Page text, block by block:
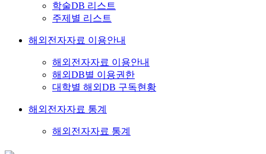
학술DB 리스트
주제별 리스트
해외전자자료 이용안내
해외전자자료 이용안내
해외DB별 이용권한
대학별 해외DB 구독현황
해외전자자료 통계
해외전자자료 통계